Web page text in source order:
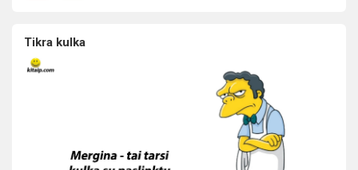
Tikra kulka